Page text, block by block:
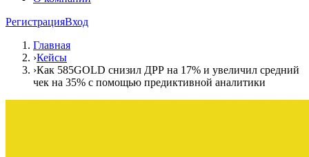
РегистрацияВход
Главная
›Кейсы
›Как 585GOLD снизил ДРР на 17% и увеличил средний
чек на 35% с помощью предиктивной аналитики